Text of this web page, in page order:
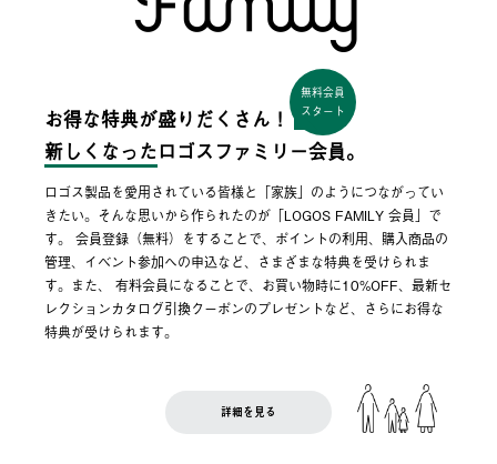
お得な特典が盛りだくさん！
無料会員
スタート
新しくなった ロゴスファミリー会員。
ロゴス製品を愛用されている皆様と「家族」のようにつながってい
きたい。そんな思いから作られたのが「LOGOS FAMILY 会員」で
す。 会員登録（無料）をすることで、ポイントの利用、購入商品の
管理、イベント参加への申込など、さまざまな特典を受けられま
す。また、 有料会員になることで、お買い物時に10%OFF、最新セ
レクションカタログ引換クーポンのプレゼントなど、さらにお得な
特典が受けられます。
詳細を見る